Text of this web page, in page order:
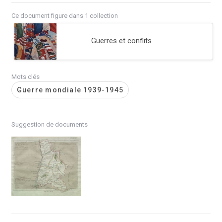
Ce document figure dans 1 collection
Guerres et conflits
Mots clés
Guerre mondiale 1939-1945
Suggestion de documents